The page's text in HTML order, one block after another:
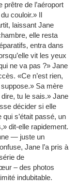
de l’aéroport
couloir.» Il
laissant Jane
elle resta
entra dans
vit les yeux
ne va pas ?» Jane
«Ce n’est rien,
Sa mère
tu le sais.» Jane
décider si elle
s’était passé, un
dit-elle rapidement.
— juste un
Jane l’a pris à
de
– des photos
indubitable.